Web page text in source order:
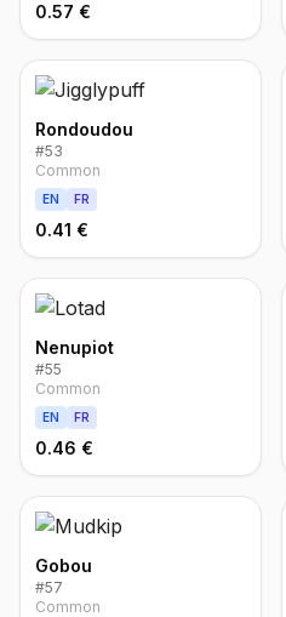
0.57 €
Rondoudou
#53
Common
EN FR
0.41 €
Nenupiot
#55
Common
EN FR
0.46 €
Gobou
#57
Common